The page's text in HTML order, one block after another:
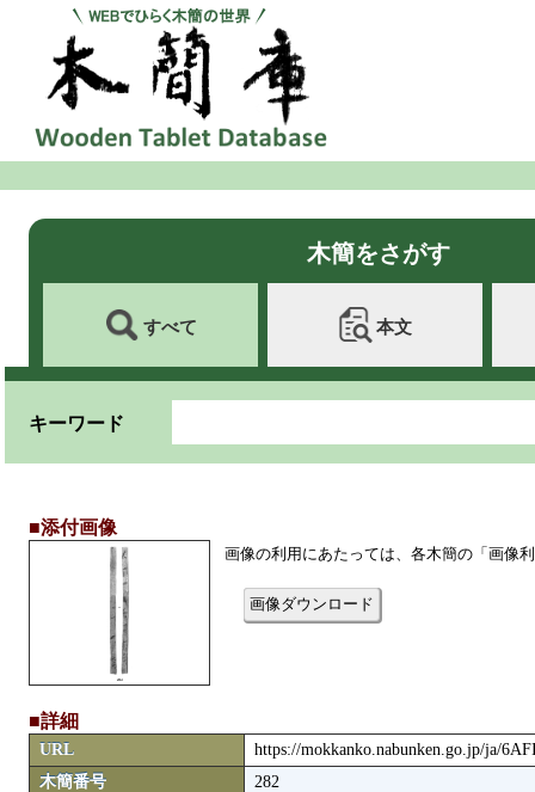
木簡をさがす
すべて 本文
キーワード
■添付画像
画像の利用にあたっては、各木簡の「画像
画像ダウンロード
■詳細
URL
https://mokkanko.nabunken.go.jp/ja/
木簡番号
282